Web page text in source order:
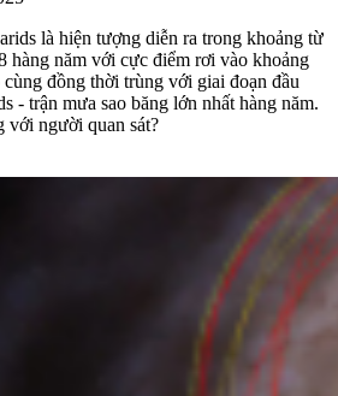
là hiện tượng diễn ra trong khoảng từ
hàng năm với cực điểm rơi vào khoảng
đồng thời trùng với giai đoạn đầu
- trận mưa sao băng lớn nhất hàng năm.
với người quan sát?